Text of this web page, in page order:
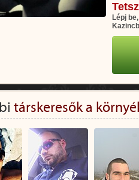
Lépj
társkeresők a